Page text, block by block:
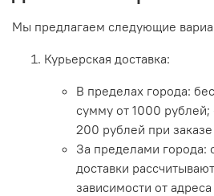
Мы предлагаем следующие
Курьерская доставка:
В пределах города:
сумму от 1000 рублей;
200 рублей при
За пределами города:
доставки
зависимости от